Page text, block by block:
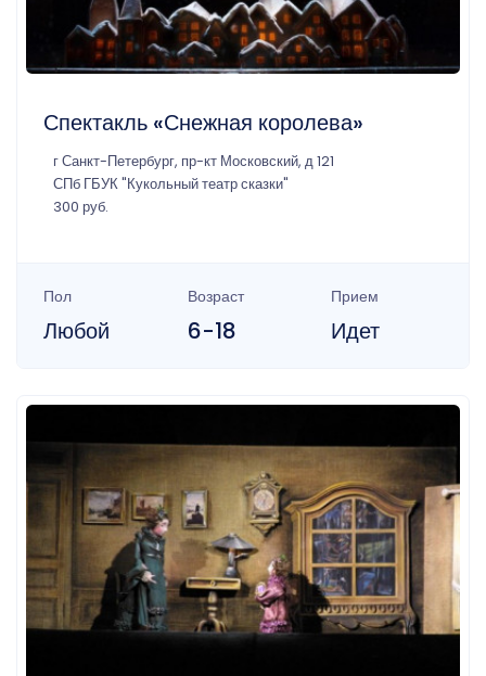
Спектакль «Снежная королева»
г Санкт-Петербург, пр-кт Московский, д 121
СПб ГБУК "Кукольный театр сказки"
300 руб.
Пол
Любой
Возраст
6-18
Прием
Идет